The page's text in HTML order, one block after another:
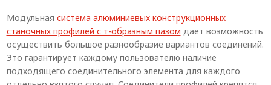
Конструкции из профиля
Услуги дополнительной обработки профиля
Модульная система алюминиевых конструкционных
станочных профилей с т-образным пазом дает возможность
осуществить большое разнообразие вариантов соединений.
Это гарантирует каждому пользователю наличие
подходящего соединительного элемента для каждого